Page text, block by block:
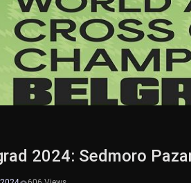
2024: Sedmoro